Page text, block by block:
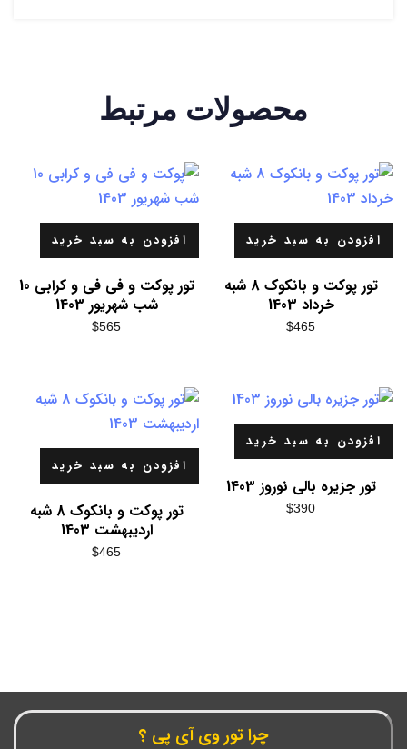
محصولات مرتبط
افزودن به سبد خرید
تور پوکت و بانکوک 8 شبه
خرداد 1403
$465
افزودن به سبد خرید
تور پوکت و فی فی و کرابی 10
شب شهریور 1403
$565
افزودن به سبد خرید
تور جزیره بالی نوروز 1403
$390
افزودن به سبد خرید
تور پوکت و بانکوک 8 شبه
اردیبهشت 1403
$465
چرا تور وی آی پی ؟